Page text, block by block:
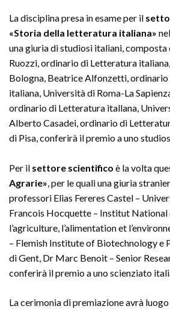
La disciplina presa in esame per il
«Storia della letteratura italiana»
una giuria di studiosi italiani,
Ruozzi, ordinario di Letteratura
Bologna, Beatrice Alfonzetti,
italiana, Università di Roma-La
ordinario di Letteratura itallana,
Alberto Casadei, ordinario di
di Pisa, conferirà il premio a uno
Per il settore scientifico è la volta
Agrarie» , per le quali una giuria
professori Elias Fereres Castel –
Francois Hocquette – Institut National
l’agriculture, l’alimentation et
– Flemish Institute of Biotechnology e
di Gent, Dr Marc Benoit – Senior
conferirà il premio a uno scienziato
La cerimonia di premiazione avrà luogo